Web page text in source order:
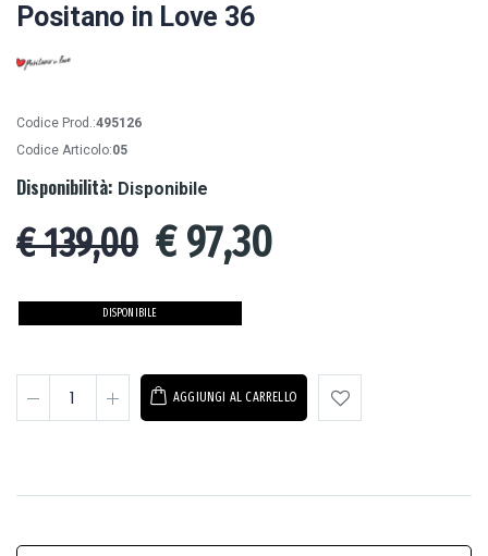
Positano in Love 36
Codice Prod.:495126
Codice Articolo:05
Disponibilità: Disponibile
€ 139,00 €97,30
DISPONIBILE
AGGIUNGI AL CARRELLO